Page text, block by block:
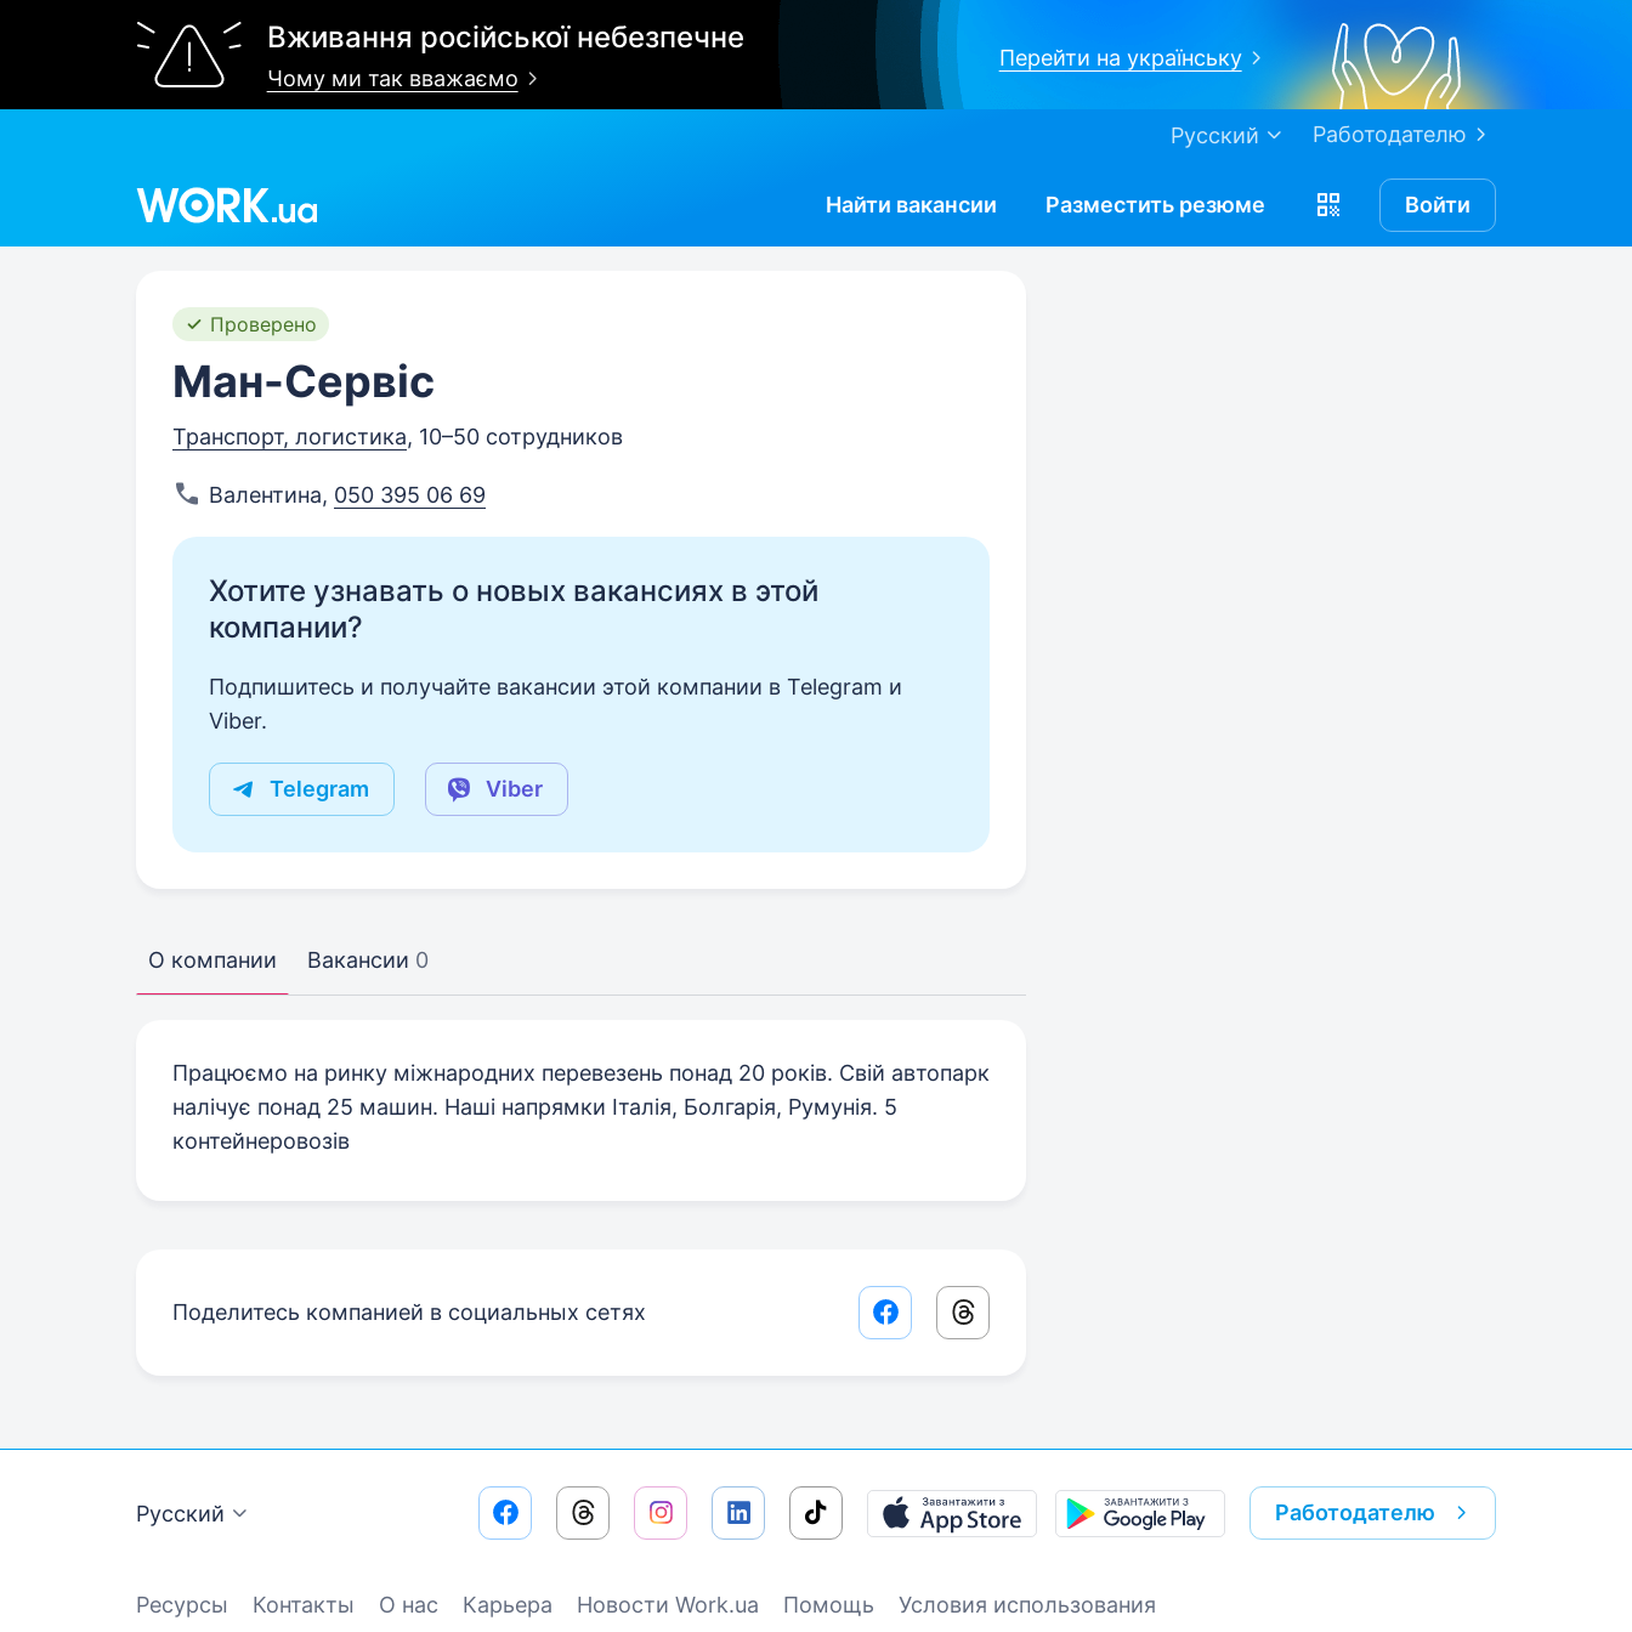
Вживання російської небезпечне
Чому ми так вважаємо
Перейти на українську
Работодателю
Русский
Найти вакансии Разместить резюме Войти
Проверено
Ман-Сервіс
Транспорт, логистика, 10–50 сотрудников
Валентина, 050 395 06 69
Хотите узнавать о новых вакансиях в этой
компании?
Подпишитесь и получайте вакансии этой компании в Telegram и
Viber.
Telegram Viber
О компании Вакансии 0
Працюємо на ринку міжнародних перевезень понад 20 років. Свій автопарк
налічує понад 25 машин. Наші напрямки Італія, Болгарія, Румунія. 5
контейнеровозів
Поделитесь компанией в социальных сетях Facebook share link
Threads share link
Русский Работодателю
Ресурсы Контакты О нас Карьера Новости Work.ua Помощь Условия использования